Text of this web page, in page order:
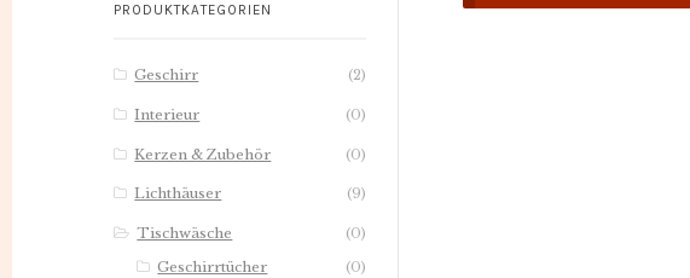
PRODUKTKATEGORIEN
Geschirr (2)
Interieur (0)
Kerzen & Zubehör (0)
Lichthäuser (9)
Tischwäsche (0)
Geschirrtücher
(0)